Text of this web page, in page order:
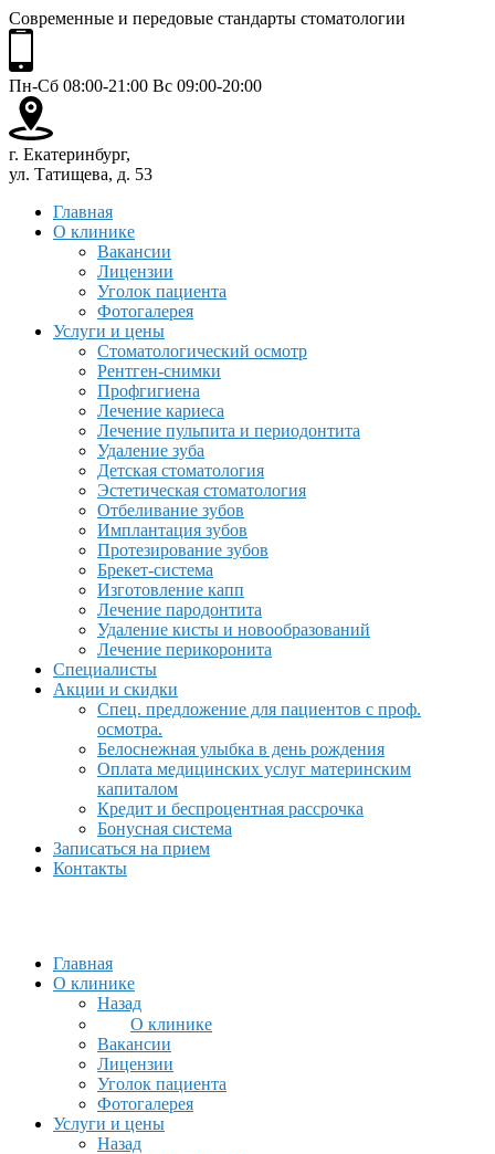
Современные и передовые стандарты стоматологии
Пн-Сб 08:00-21:00 Вс 09:00-20:00
г. Екатеринбург,
ул. Татищева, д. 53
Главная
О клинике
Вакансии
Лицензии
Уголок пациента
Фотогалерея
Услуги и цены
Стоматологический осмотр
Рентген-снимки
Профгигиена
Лечение кариеса
Лечение пульпита и периодонтита
Удаление зуба
Детская стоматология
Эстетическая стоматология
Отбеливание зубов
Имплантация зубов
Протезирование зубов
Брекет-система
Изготовление капп
Лечение пародонтита
Удаление кисты и новообразований
Лечение перикоронита
Специалисты
Акции и скидки
Спец. предложение для пациентов с проф.
осмотра.
Белоснежная улыбка в день рождения
Оплата медицинских услуг материнским
капиталом
Кредит и беспроцентная рассрочка
Бонусная система
Записаться на прием
Контакты
Главная
О клинике
Назад
О клинике
Вакансии
Лицензии
Уголок пациента
Фотогалерея
Услуги и цены
Назад